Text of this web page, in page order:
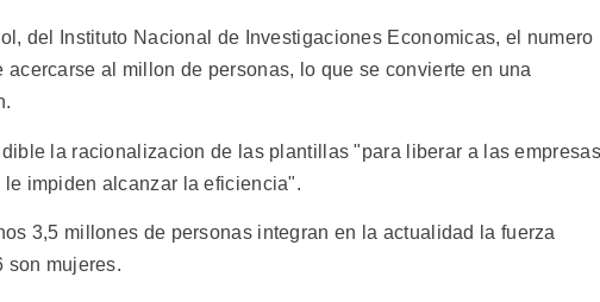
del Instituto Nacional de Investigaciones Economicas, el numero
al millon de personas, lo que se convierte en una
la racionalizacion de las plantillas "para liberar a las empresas
impiden alcanzar la eficiencia".
3,5 millones de personas integran en la actualidad la fuerza
son mujeres.